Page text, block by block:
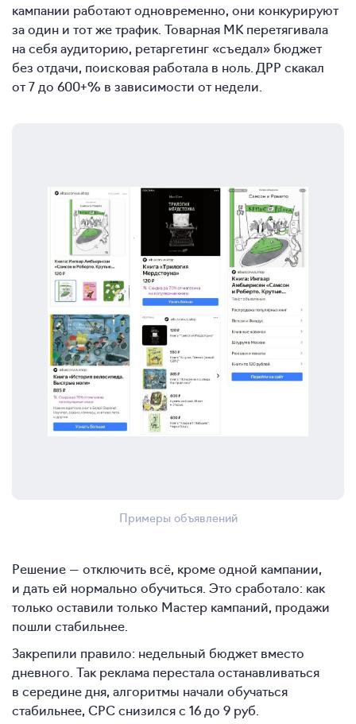
кампании работают одновременно, они конкурируют
за один и тот же трафик. Товарная МК перетягивала
на себя аудиторию, ретаргетинг «съедал» бюджет
без отдачи, поисковая работала в ноль. ДРР скакал
от 7 до 600+% в зависимости от недели.
Примеры объявлений
Решение — отключить всё, кроме одной кампании,
и дать ей нормально обучиться. Это сработало: как
только оставили только Мастер кампаний, продажи
пошли стабильнее.
Закрепили правило: недельный бюджет вместо
дневного. Так реклама перестала останавливаться
в середине дня, алгоритмы начали обучаться
стабильнее, CPC снизился с 16 до 9 руб.